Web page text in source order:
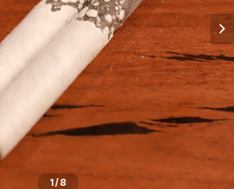
1/8